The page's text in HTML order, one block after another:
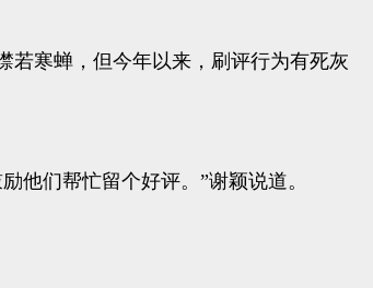
若寒蝉，但今年以来，刷评行为有死灰
他们帮忙留个好评。”谢颖说道。